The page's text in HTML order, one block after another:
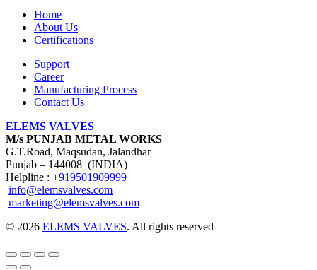
Home
About Us
Certifications
Support
Career
Manufacturing Process
Contact Us
ELEMS VALVES
M/s PUNJAB METAL WORKS
G.T.Road, Maqsudan, Jalandhar
Punjab – 144008 (INDIA)
Helpline : +919501909999
info@elemsvalves.com
marketing@elemsvalves.com
© 2026 ELEMS VALVES. All rights reserved